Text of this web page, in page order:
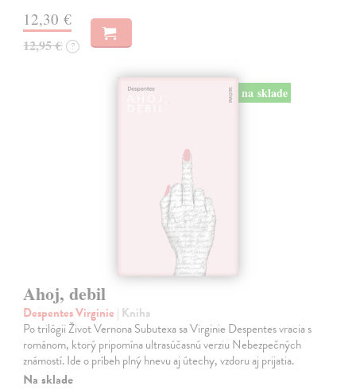
12,30 €
12,95 € ?
na sklade
Ahoj, debil
Despentes Virginie | Kniha
Po trilógii Život Vernona Subutexa sa Virginie Despentes vracia s
románom, ktorý pripomína ultrasúčasnú verziu Nebezpečných
známostí. Ide o príbeh plný hnevu aj útechy, vzdoru aj prijatia.
Na sklade